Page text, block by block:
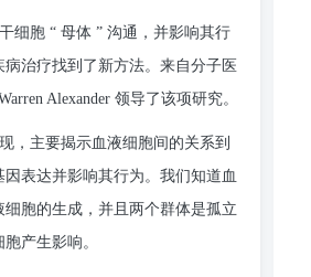
细胞 “ 母体 ” 沟通，并影响其行
治疗找到了新方法。来自分子医
Alexander 领导了该项研究。
，主要揭示血液细胞间的关系到
表达并影响其行为。我们知道血
胞的生成，并且两个群体是孤立
产生影响。